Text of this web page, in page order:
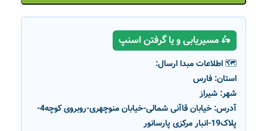
🛵 مسیریابی و یا گرفتن اسنپ
🗺️ اطلاعات مبدا ارسال:
استان: فارس
شهر: شیراز
آدرس:
خیابان قاآنی شمالی-خیابان منوچهری-روبروی کوچه4-
پلاک19-انبار مرکزی پارسانور